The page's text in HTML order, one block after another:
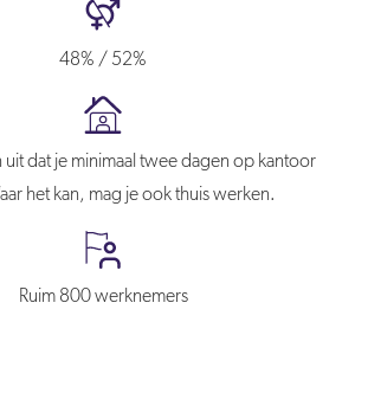
48% / 52%
uit dat je minimaal twee dagen op kantoor
het kan, mag je ook thuis werken.
Ruim 800 werknemers